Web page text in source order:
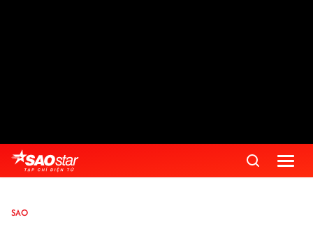
SAO